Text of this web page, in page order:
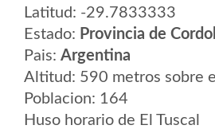
Latitud: -29.7833333
Estado: Provincia de
Pais: Argentina
Altitud: 590 metros sobre
Poblacion: 164
Huso horario de El Tuscal